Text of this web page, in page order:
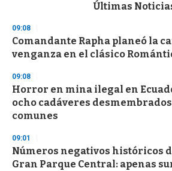
d
s
o
f
3
s
c
o
d
s
Últimas
09:08
Comandante Rapha planeó la
venganza en el clásico
09:08
Horror en mina ilegal en
ocho cadáveres
comunes
09:01
Números negativos históricos
Gran Parque Central: apenas